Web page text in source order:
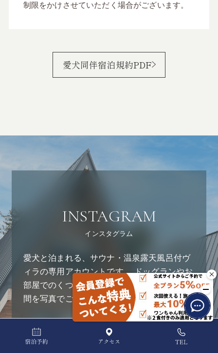
制限をかけさせていただく場合がございます。
愛犬同伴宿泊規約PDF
INSTAGRAM
インスタグラム
愛犬と泊まれる、サウナ・温泉露天風呂付ヴ
ィラの専用アカウントです。 ドッグランやお
部屋でのくつろぎ時間など、プライベート空
間を写真でご紹介しています。
view more